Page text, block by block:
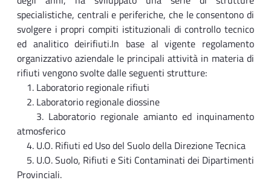
specialistiche, centrali e periferiche, che le consentono di
svolgere i propri compiti istituzionali di controllo tecnico
ed analitico deirifiuti.In base al vigente regolamento
organizzativo aziendale le principali attività in materia di
rifiuti vengono svolte dalle seguenti strutture:
1. Laboratorio regionale rifiuti
2. Laboratorio regionale diossine
3. Laboratorio regionale amianto ed inquinamento
atmosferico
4. U.O. Rifiuti ed Uso del Suolo della Direzione Tecnica
5. U.O. Suolo, Rifiuti e Siti Contaminati dei Dipartimenti
Provinciali.